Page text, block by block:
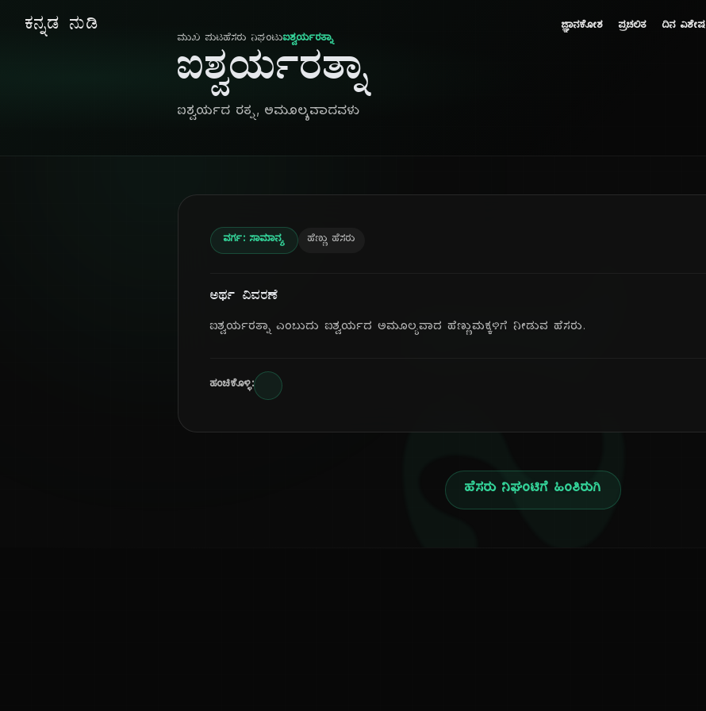
ಕನ್ನಡ ನುಡಿ ಜ್ಞಾನಕೋಶ ಪ್ರಚಲಿತ ದಿನ ವಿಶೇಷ
ನ
ಮುಖ ಪುಟಹೆಸರು ನಿಘಂಟುಐಶ್ವರ್ಯರತ್ನಾ
ಐಶ್ವರ್ಯರತ್ನಾ
ಐಶ್ವರ್ಯದ ರತ್ನ, ಅಮೂಲ್ಯವಾದವಳು
ವರ್ಗ: ಸಾಮಾನ್ಯ ಹೆಣ್ಣು ಹೆಸರು
ಅರ್ಥ ವಿವರಣೆ
ಐಶ್ವರ್ಯರತ್ನಾ ಎಂಬುದು ಐಶ್ವರ್ಯದ ಅಮೂಲ್ಯವಾದ ಹೆಣ್ಣುಮಕ್ಕಳಿಗೆ ನೀಡುವ ಹೆಸರು.
ಹಂಚಿಕೊಳ್ಳಿ:
ಹೆಸರು ನಿಘಂಟಿಗೆ ಹಿಂತಿರುಗಿ